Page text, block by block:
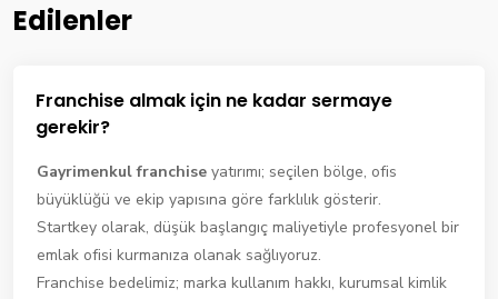
Edilenler
Franchise almak için ne kadar sermaye
gerekir?
Gayrimenkul franchise yatırımı; seçilen bölge, ofis
büyüklüğü ve ekip yapısına göre farklılık gösterir.
Startkey olarak, düşük başlangıç maliyetiyle profesyonel bir
emlak ofisi kurmanıza olanak sağlıyoruz.
Franchise bedelimiz; marka kullanım hakkı, kurumsal kimlik